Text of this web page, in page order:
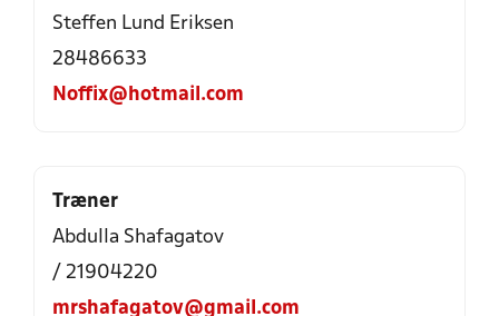
Steffen Lund Eriksen
28486633
Noffix@hotmail.com
Træner
Abdulla Shafagatov
/ 21904220
mrshafagatov@gmail.com